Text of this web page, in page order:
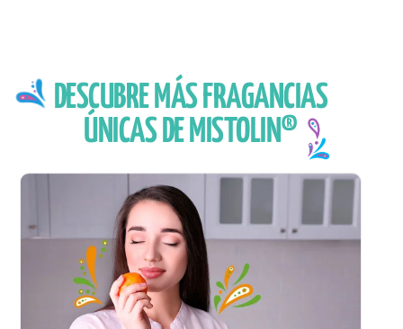
DESCUBRE MÁS FRAGANCIAS
ÚNICAS DE MISTOLIN®